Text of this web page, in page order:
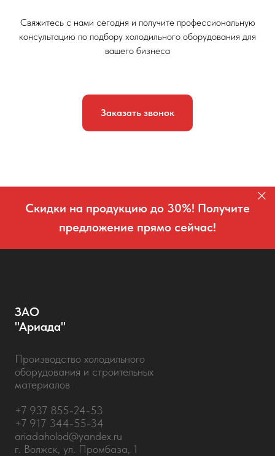
Свяжитесь с нами сегодня и получите профессиональную
консультацию по подбору холодильного оборудования для
вашего бизнеса
Заказать звонок
Скидки на продукцию до 30%! Получите
предложение прямо сейчас!
ЗАО
"Ариада"
Производство холодильного
оборудования и строительных
материалов
+7 937 855-24-53
+7 917 344-55-34
ariadaholod@yandex.ru
г. Волжск, ул. Промбаза, 1